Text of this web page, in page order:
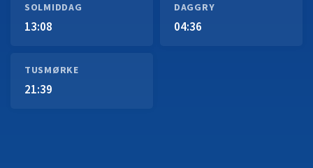
SOLMIDDAG
13:08
DAGGRY
04:36
TUSMØRKE
21:39